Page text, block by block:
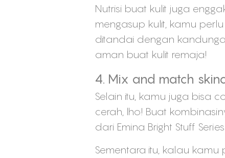
Nutrisi buat kulit juga
mengasup kulit, kamu
ditandai dengan
aman buat kulit remaja!
4. Mix and match
Selain itu, kamu juga bisa
cerah, lho! Buat
dari Emina Bright Stuff
Sementara itu, kalau kamu